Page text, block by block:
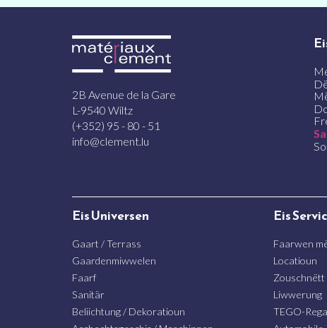
2B Avenue de la Gare
L-9540 Wiltz
(+352) 95 - 80 - 51
info@clement.lu
Eis Universen
Gaart / Terrass
Gaardenmiwwelen
Faarf
Sanitär
Beliichtung / Dekoratioun
Eis
Faarwen
Locatioun
Zouschnëtt
Liwwerung
TEGO-